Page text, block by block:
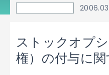
ストックオプ
権）の付与に